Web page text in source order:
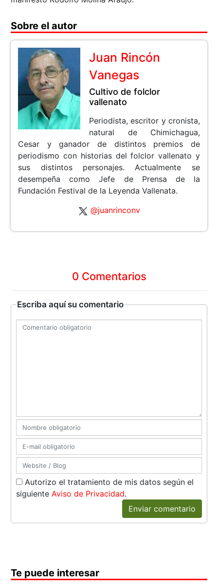
Sobre el autor
Juan Rincón
Vanegas
Cultivo de folclor
vallenato
Periodista, escritor y cronista,
natural de Chimichagua,
Cesar y ganador de distintos premios de
periodismo con historias del folclor vallenato y
sus distintos personajes. Actualmente se
desempeña como Jefe de Prensa de la
Fundación Festival de la Leyenda Vallenata.
@juanrinconv
0 Comentarios
Escriba aquí su comentario
Autorizo el tratamiento de mis datos según el
siguienteAviso de Privacidad.
Enviar comentario
Te puede interesar